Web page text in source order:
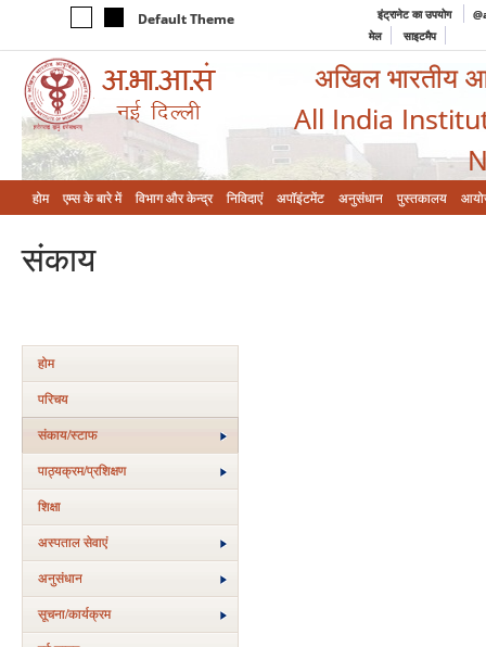
Default Theme इंट्रानेट का उपयोग
मेल
साइटमैप
अखिल भारतीय
All India
होम एम्‍स के बारे में विभाग और केन्‍द्र निविदाएं अपॉइंटमेंट अनुसंधान पुस्तकालय
संकाय
होम
परिचय
संकाय/स्‍टाफ
पाठ्यक्रम/प्रशिक्षण
शिक्षा
अस्‍पताल सेवाएं
अनुसंधान
सूचना/कार्यक्रम